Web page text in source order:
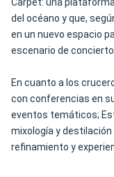
Carpet: una
del océano y que,
en un nuevo espacio
escenario de
En cuanto a los
con conferencias en
eventos temáticos;
mixología y
refinamiento y